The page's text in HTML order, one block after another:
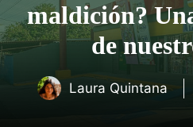
maldición?
de
Laura Quintana